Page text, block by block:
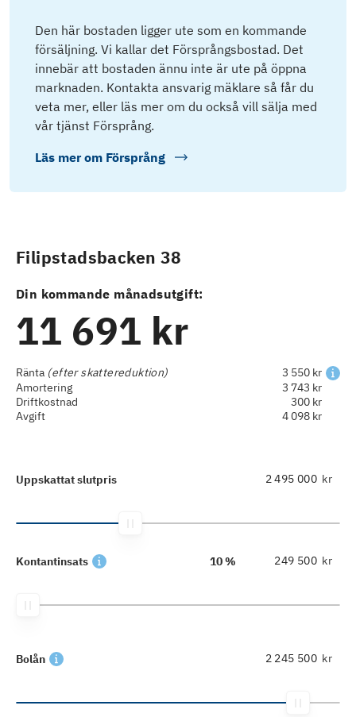
Den här bostaden ligger ute som en kommande
försäljning. Vi kallar det Försprångsbostad. Det
innebär att bostaden ännu inte är ute på öppna
marknaden. Kontakta ansvarig mäklare så får du
veta mer, eller läs mer om du också vill sälja med
vår tjänst Försprång.
Läs mer om Försprång
Filipstadsbacken 38
Din kommande månadsutgift:
11 691 kr
Ränta (efter skattereduktion)
3 550 kr
Amortering
3 743 kr
Driftkostnad
300 kr
Avgift
4 098 kr
Uppskattat slutpris kr
Kontantinsats 10 % kr
Bolån kr